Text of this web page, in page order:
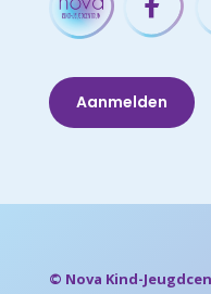
Aanmelden
© Nova Kind-